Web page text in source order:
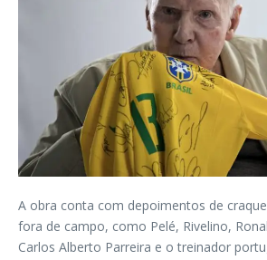
A obra conta com depoimentos de
fora de campo, como Pelé, Rivelino,
Carlos Alberto Parreira e o treinador